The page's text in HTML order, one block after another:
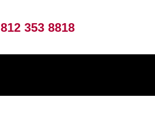
812 353 8818